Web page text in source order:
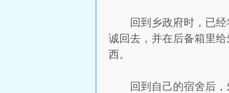
回到乡政府时，已
诚回去，并在后备箱里
西。
回到自己的宿舍后